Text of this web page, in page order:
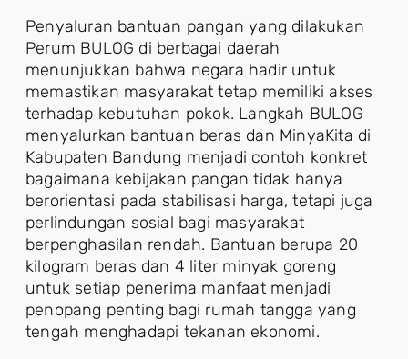
Penyaluran bantuan pangan yang dilakukan
Perum BULOG di berbagai daerah
menunjukkan bahwa negara hadir untuk
memastikan masyarakat tetap memiliki akses
terhadap kebutuhan pokok. Langkah BULOG
menyalurkan bantuan beras dan MinyaKita di
Kabupaten Bandung menjadi contoh konkret
bagaimana kebijakan pangan tidak hanya
berorientasi pada stabilisasi harga, tetapi juga
perlindungan sosial bagi masyarakat
berpenghasilan rendah. Bantuan berupa 20
kilogram beras dan 4 liter minyak goreng
untuk setiap penerima manfaat menjadi
penopang penting bagi rumah tangga yang
tengah menghadapi tekanan ekonomi.